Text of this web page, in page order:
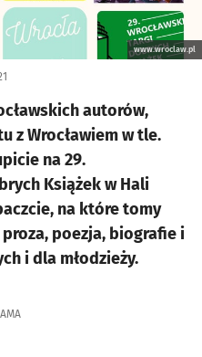
www.wroclaw.pl
autorów,
z Wrocławiem w tle.
na 29.
Książek w Hali
na które tomy
poezja, biografie i
i dla młodzieży.